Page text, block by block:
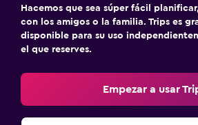
Hacemos que sea súper fácil
con los amigos o la familia. Trips es
disponible para su uso
el que reserves.
Empezar a usar